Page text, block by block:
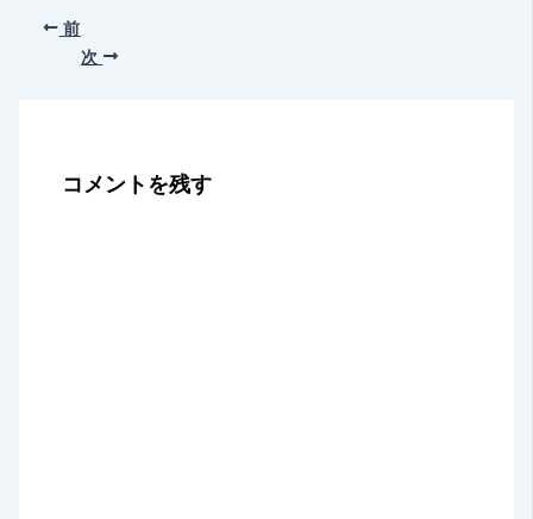
前
次
コメントを残す